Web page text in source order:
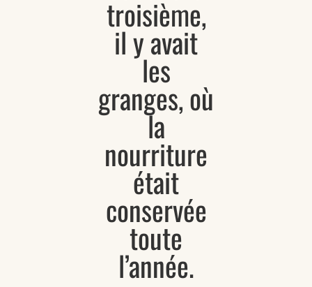
troisième,
il y avait
les
granges, où
la
nourriture
était
conservée
toute
l’année.